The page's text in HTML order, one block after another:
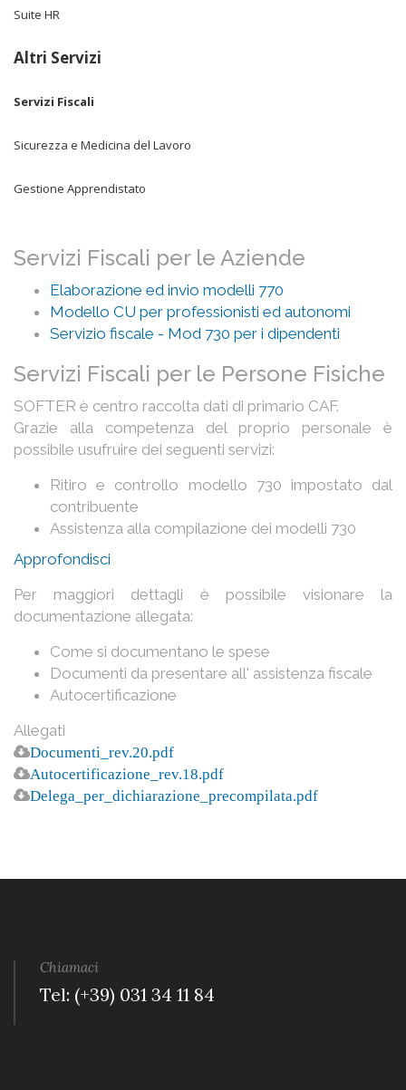
Suite HR
Altri Servizi
Servizi Fiscali
Sicurezza e Medicina del Lavoro
Gestione Apprendistato
Servizi Fiscali per le Aziende
Elaborazione ed invio modelli 770
Modello CU per professionisti ed autonomi
Servizio fiscale - Mod 730 per i dipendenti
Servizi Fiscali per le Persone Fisiche
SOFTER è centro raccolta dati di primario CAF.
Grazie alla competenza del proprio personale è
possibile usufruire dei seguenti servizi:
Ritiro e controllo modello 730 impostato dal
contribuente
Assistenza alla compilazione dei modelli 730
Approfondisci
Per maggiori dettagli è possibile visionare la
documentazione allegata:
Come si documentano le spese
Documenti da presentare all' assistenza fiscale
Autocertificazione
Allegati
Documenti_rev.20.pdf
Autocertificazione_rev.18.pdf
Delega_per_dichiarazione_precompilata.pdf
Chiamaci
Tel: (+39) 031 34 11 84